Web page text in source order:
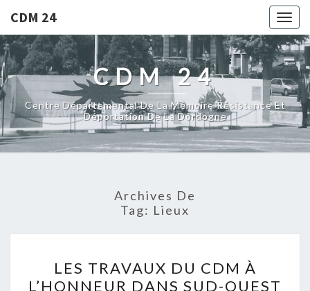
CDM 24
CDM 24
Centre Départemental De La Mémoire Résistance Et
Déportation De La Dordogne
Archives De
Tag: Lieux
E
LES TRAVAUX DU CDM À
L’HONNEUR DANS SUD-OUEST